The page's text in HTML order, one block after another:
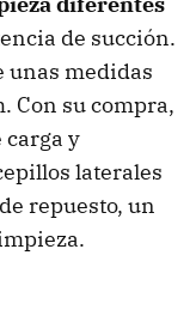
de succión.
unas medidas
Con su compra,
carga y
laterales
repuesto, un